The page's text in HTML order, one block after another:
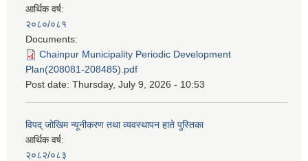
आर्थिक वर्ष:
२०८०/०८१
Documents:
Chainpur Municipality Periodic Development
Plan(208081-208485).pdf
Post date: Thursday, July 9, 2026 - 10:53
विपद् जोखिम न्यूनीकरण तथा व्यवस्थापन हाते पुस्तिका
आर्थिक वर्ष:
२०८२/०८३